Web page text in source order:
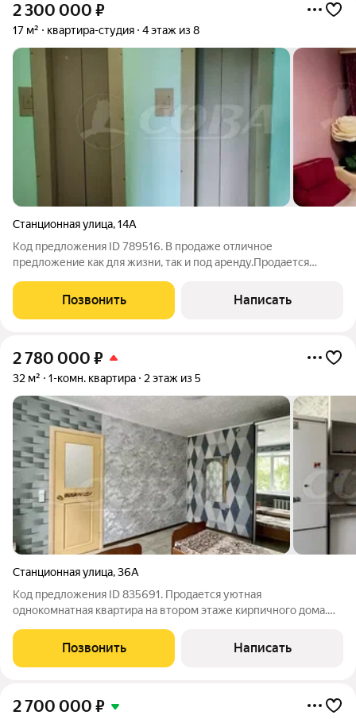
2 300 000 ₽
17 м² квартира-студия 4 этаж из 8
Станционная улица,14А
Код предложения ID 789516. В продаже отличное
предложение как для жизни, так и под аренду.Продается
мебель, натяжной потолок, ванная комната в плитке, окна
пластиковые, встроенный шкаф-купе. При
Позвонить Написать
2 780 000 ₽
32 м² 1-комн. квартира 2 этаж из 5
Станционная улица,36А
Код предложения ID 835691. Продается уютная
однокомнатная квартира на втором этаже кирпичного дома.
приятную атмосферу.Вся мебель и техника остаются новым
владельцам. Кухня-гостиная 18.2 квадратных
Позвонить Написать
2 700 000 ₽